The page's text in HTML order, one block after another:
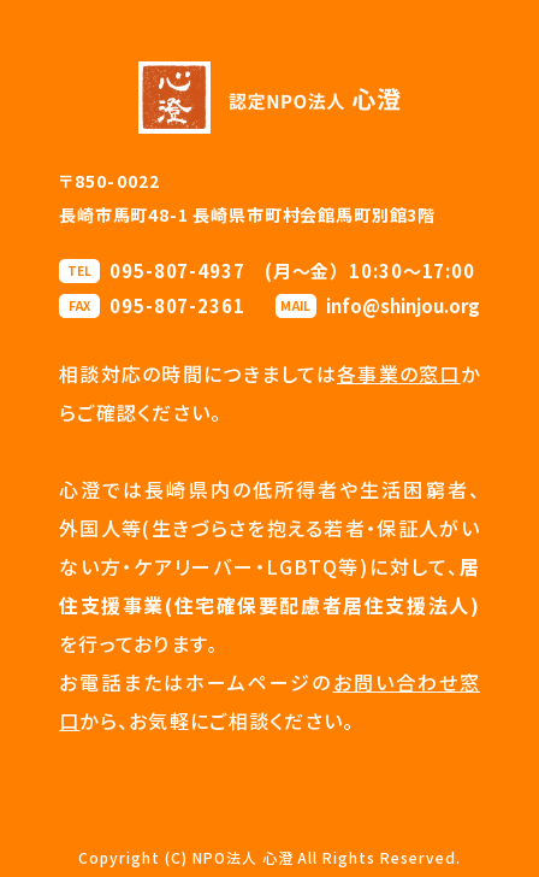
〒850-0022
長崎市馬町48-1 長崎県市町村会館馬町別館3階
TEL 095-807-4937 (月〜金）10:30〜17:00
FAX 095-807-2361 MAIL info@shinjou.org
相談対応の時間につきましては各事業の窓口か
らご確認ください。
心澄では長崎県内の低所得者や生活困窮者、
外国人等(生きづらさを抱える若者・保証人がい
ない方・ケアリーバー・LGBTQ等)に対して、居
住支援事業(住宅確保要配慮者居住支援法人)
を行っております。
お電話またはホームページのお問い合わせ窓
口から、お気軽にご相談ください。
Copyright (C) NPO法人 心澄 All Rights Reserved.